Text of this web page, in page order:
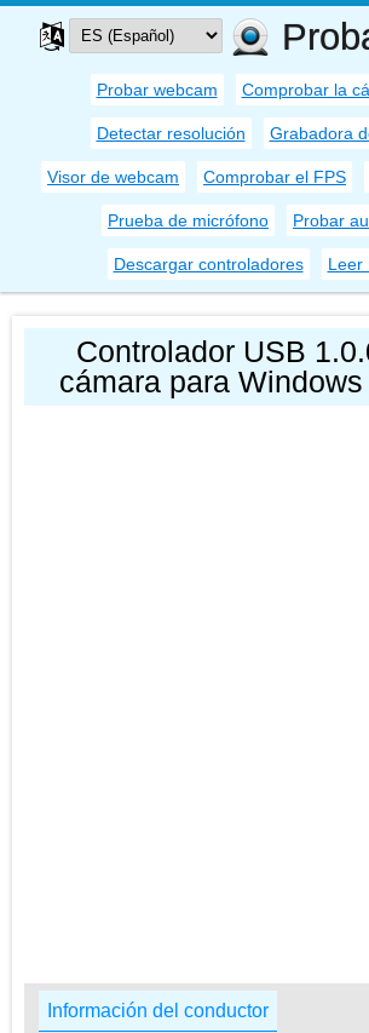
Probar webcam Comprobar la
Detectar resolución Grabadora
Visor de webcam Comprobar el FPS
Prueba de micrófono Probar
Descargar controladores Leer
Controlador USB
cámara para
Información del conductor